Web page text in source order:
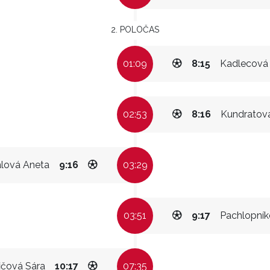
2. POLOČAS
01:09 Kadlecová
8:15
02:53 8:16
Aneta 9:16 03:29
03:51 9:17
Sára 10:17 07:35